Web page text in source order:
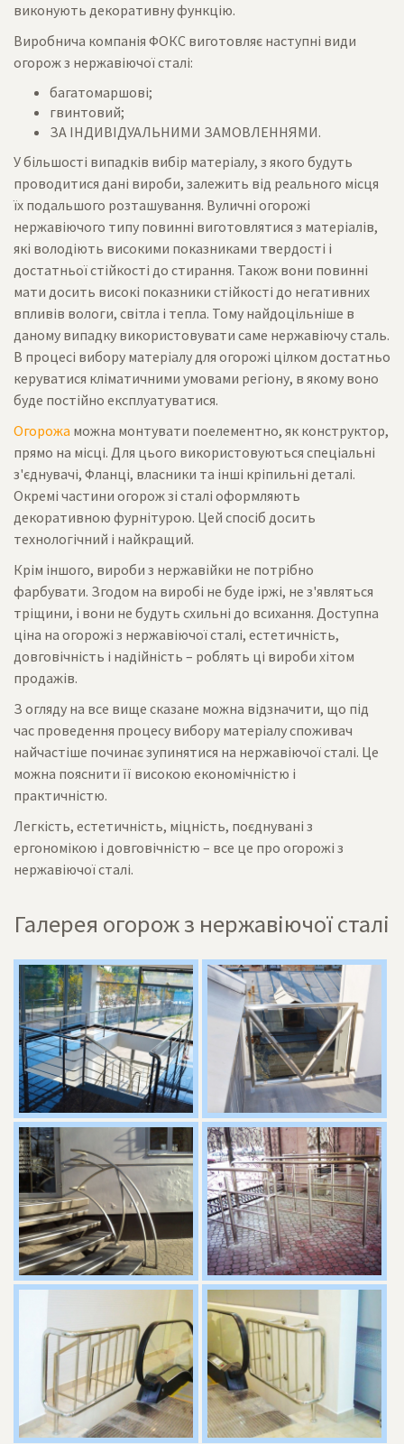
виконують декоративну функцію.
Виробнича компанія ФОКС виготовляє наступні види
огорож з нержавіючої сталі:
багатомаршові;
гвинтовий;
ЗА ІНДИВІДУАЛЬНИМИ ЗАМОВЛЕННЯМИ.
У більшості випадків вибір матеріалу, з якого будуть
проводитися дані вироби, залежить від реального місця
їх подальшого розташування. Вуличні огорожі
нержавіючого типу повинні виготовлятися з матеріалів,
які володіють високими показниками твердості і
достатньої стійкості до стирання. Також вони повинні
мати досить високі показники стійкості до негативних
впливів вологи, світла і тепла. Тому найдоцільніше в
даному випадку використовувати саме нержавіючу сталь.
В процесі вибору матеріалу для огорожі цілком достатньо
керуватися кліматичними умовами регіону, в якому воно
буде постійно експлуатуватися.
Огорожа можна монтувати поелементно, як конструктор,
прямо на місці. Для цього використовуються спеціальні
з'єднувачі, Фланці, власники та інші кріпильні деталі.
Окремі частини огорож зі сталі оформляють
декоративною фурнітурою. Цей спосіб досить
технологічний і найкращий.
Крім іншого, вироби з нержавійки не потрібно
фарбувати. Згодом на виробі не буде іржі, не з'являться
тріщини, і вони не будуть схильні до всихання. Доступна
ціна на огорожі з нержавіючої сталі, естетичність,
довговічність і надійність – роблять ці вироби хітом
продажів.
З огляду на все вище сказане можна відзначити, що під
час проведення процесу вибору матеріалу споживач
найчастіше починає зупинятися на нержавіючої сталі. Це
можна пояснити її високою економічністю і
практичністю.
Легкість, естетичність, міцність, поєднувані з
ергономікою і довговічністю – все це про огорожі з
нержавіючої сталі.
Галерея огорож з нержавіючої сталі